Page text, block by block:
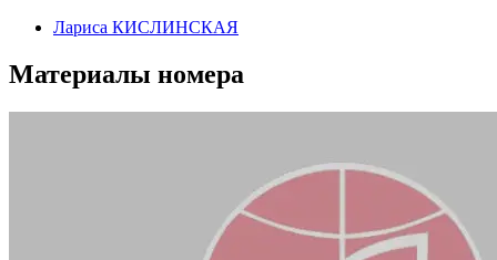
Лариса КИСЛИНСКАЯ
Материалы номера